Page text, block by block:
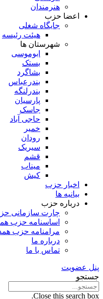
هنرمندان
اعضا حزب
جایگاه شغلی
هیئت رئیسه
شهرستان ها
ابوموسی
بستک
بشاگرد
بندرعباس
بندرلنگه
پارسیان
جاسک
حاجی آباد
خمیر
رودان
سیریک
قشم
میناب
کیش
اخبار حزب
بیانیه ها
درباره حزب
چارت سازمانی
اساسنامه حزب
مرامنامه حزب
درباره ما
تماس با ما
پنل عضویت
جستجو
Close this search box.